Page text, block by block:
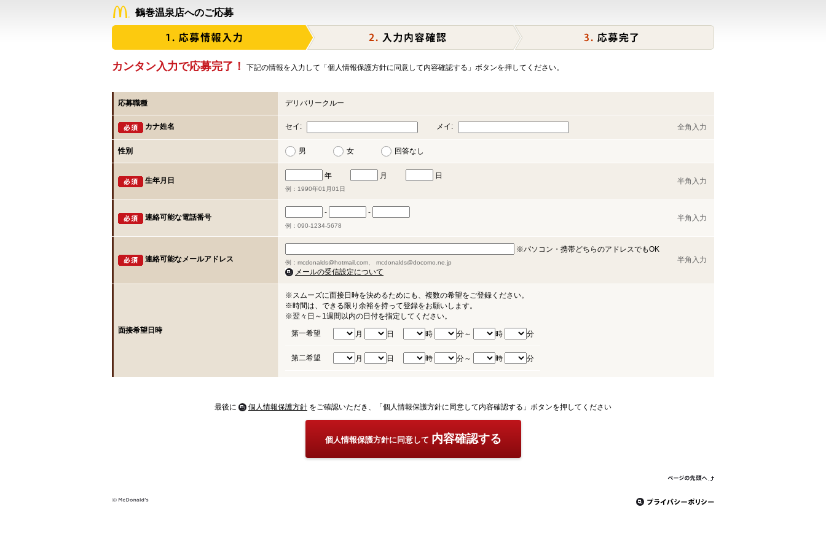
鶴巻温泉店へのご応募
カンタン入力で応募完了！ 下記の情報を入力して「個人情報保護方針に同意して内容確認する」ボタンを押してください。
応募職種 デリバリークルー
カナ姓名 セイ: メイ: 全角入力
性別 男 女 回答なし
生年月日
年 月 日
例：1990年01月01日
半角入力
連絡可能な電話番号
- -
例：090-1234-5678
半角入力
連絡可能なメールアドレス
※パソコン・携帯どちらのアドレスでもOK
例：mcdonalds@hotmail.com、 mcdonalds@docomo.ne.jp
メールの受信設定について
半角入力
面接希望日時
※スムーズに面接日時を決めるためにも、複数の希望をご登録ください。
※時間は、できる限り余裕を持って登録をお願いします。
※翌々日～1週間以内の日付を指定してください。
第一希望
月 日 時 分～ 時 分
第二希望 月 日 時 分～ 時 分
最後に 個人情報保護方針 をご確認いただき、「個人情報保護方針に同意して内容確認する」ボタンを押してください
個人情報保護方針に同意して 内容確認する